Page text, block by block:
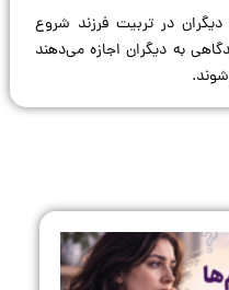
در تربیت فرزند شروع
به دیگران اجازه می‌دهند
شوند.